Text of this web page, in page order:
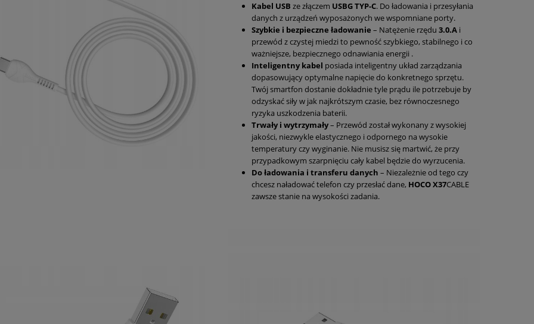
Kabel USB ze złączem USBGTYP-C. Do ładowania i przesyłania
danych z urządzeń wyposażonych we wspomniane porty.
Szybkie i bezpieczne ładowanie – Natężenie rzędu 3.0.A i
przewód z czystej miedzi to pewność szybkiego, stabilnego i co
ważniejsze, bezpiecznego odnawiania energii .
Inteligentny kabel posiada inteligentny układ zarządzania
dopasowujący optymalne napięcie do konkretnego sprzętu.
Twój smartfon dostanie dokładnie tyle prądu ile potrzebuje by
odzyskać siły w jak najkrótszym czasie, bez równoczesnego
ryzyka uszkodzenia baterii.
Trwały i wytrzymały– Przewód został wykonany z wysokiej
jakości, niezwykle elastycznego i odpornego na wysokie
temperatury czy wyginanie. Nie musisz się martwić, że przy
przypadkowym szarpnięciu cały kabel będzie do wyrzucenia.
Do ładowania i transferu danych – Niezależnie od tego czy
chcesz naładować telefon czy przesłać dane, HOCO X37CABLE
zawsze stanie na wysokości zadania.